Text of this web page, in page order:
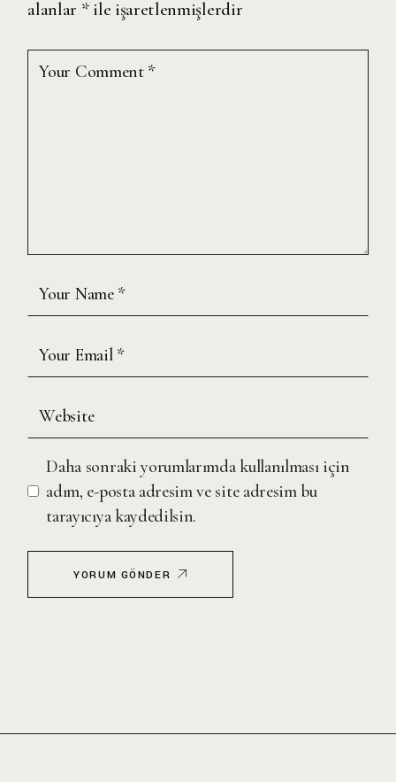
alanlar *ile işaretlenmişlerdir
Daha sonraki yorumlarımda kullanılması için
adım, e-posta adresim ve site adresim bu
tarayıcıya kaydedilsin.
YORUM GÖNDER